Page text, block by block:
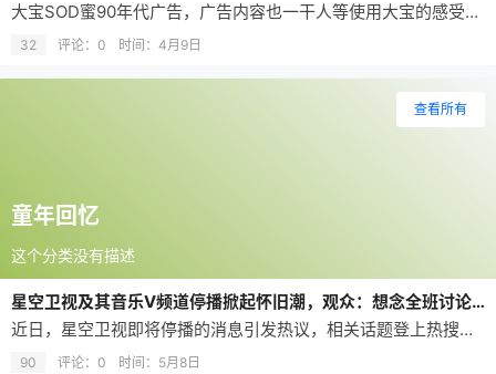
大宝SOD蜜90年代广告，广告内容也一干人等使用大宝的感受。最后一个镜头，众女同大宝告别“大宝明天见”大宝回答“大宝啊天天见。 “你老公最近脸色不错。” “他呀，天天都用我的SOD蜜。” “唉，又用我的呀！” “你那瓶呢？” “都让我老爸用了。” “哎，怎么样？” “吸收特别快。” “挺舒服的。” “我跟我媳妇说：‘你也弄瓶贵点的啊。’嘿，人家就认准大宝了。 最后一个镜头 众女：大宝明…
32 评论：0 时间： 4月9日
童年回忆
这个分类没有描述
查看所有
星空卫视及其音乐V频道停播掀起怀旧潮，观众：想念全班讨论火影的日子，谢谢童年玩伴
近日，星空卫视即将停播的消息引发热议，相关话题登上热搜。5月6日，星空卫视官方微博发布公告，正式宣告因运营陷入困境，卫星合作方已通知该频道将于5月8日暂停卫星传输服务。公告同时明确表示，频道将积极推进业务重组，寻求频道资产收购、内容平台合作等多种发展可能，以新的模式延续品牌初心。 2002年3月28日，广州/香港––星空传媒集团宣布其全新综艺娱乐频道“星空卫视”，通过广东有线电视网在珠江三角洲地区…
90 评论：0 时间： 5月8日